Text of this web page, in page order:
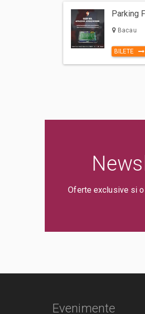
trebuie sa cumpere bilet sau
specificata gratuitate in limita
Va rugam sa respectati
evenimentului inscriptionate
deranjarea celorlalti
Alege eBilet si ajuta mediul
Parking
Bacau
BILETE
Oferte exclusive si
Evenimente